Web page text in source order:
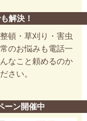
解決！
頓・草刈り・害虫
のお悩みも電話一
なこと頼めるのか
さい。
ーン開催中